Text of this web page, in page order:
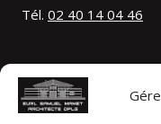
Tél. 02 40 14 04 46
LIENS UTILES
A propos